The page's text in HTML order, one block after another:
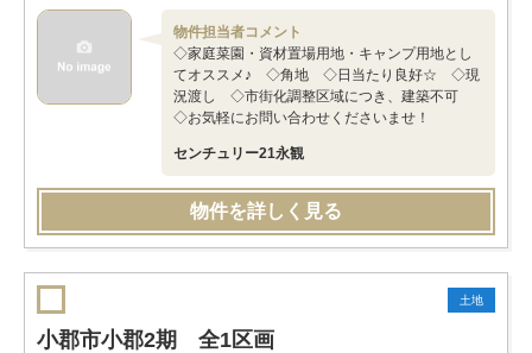
物件担当者コメント
◇家庭菜園・資材置場用地・キャンプ用地とし
てオススメ♪ ◇角地 ◇日当たり良好☆ ◇現
況渡し ◇市街化調整区域につき、建築不可
◇お気軽にお問い合わせくださいませ！
センチュリー21永観
物件を詳しく見る
土地
小郡市小郡2期 全1区画